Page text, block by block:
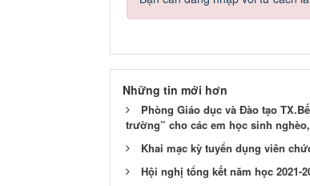
Những tin mới hơn
Phòng Giáo dục và Đào tạo
trường” cho các em học sinh
Khai mạc kỳ tuyển dụng viên
Hội nghị tổng kết năm học 2021-